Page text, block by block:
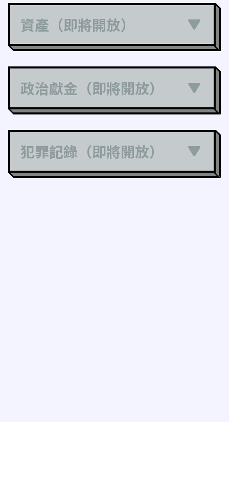
資產（即將開放）
政治獻金（即將開放）
犯罪記錄（即將開放）